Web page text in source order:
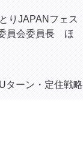
JAPANフェス
員会委員長 ほ
ーン・定住戦略